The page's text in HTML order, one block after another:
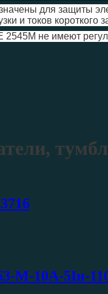
для защиты
и токов короткого
не имеют
М-10А-5Iн-